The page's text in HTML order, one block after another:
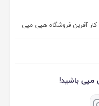
کار آفرین فروشگاه هپی مپی
مپی باشید!